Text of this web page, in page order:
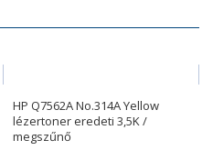
HP Q7562A No.314A Yellow
lézertoner eredeti 3,5K /
megszűnő